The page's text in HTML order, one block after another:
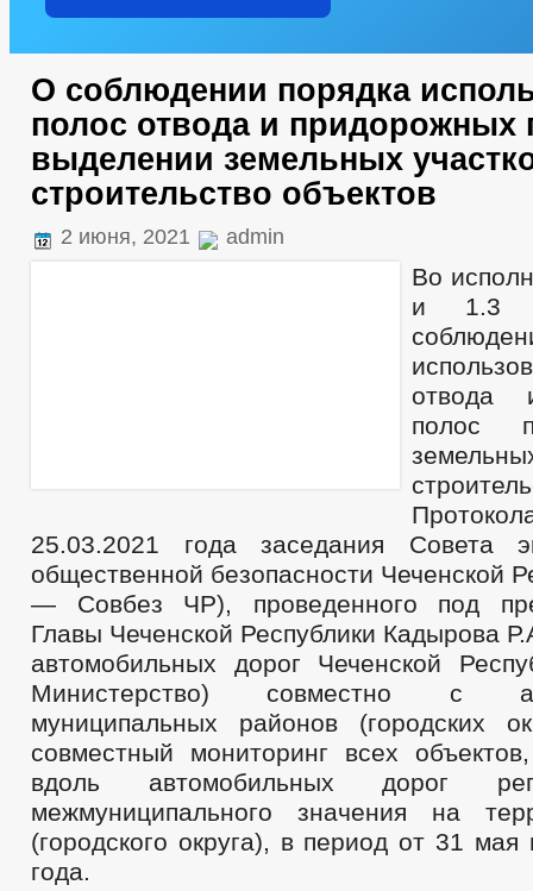
О соблюдении порядка
полос отвода и придорожных
выделении земельных
строительство объектов
2 июня, 2021 admin
Во
и 1.3
отвода
полос
25.03.2021 года заседания Совета
общественной безопасности Чеченской
— Совбез ЧР), проведенного под
Главы Чеченской Республики Кадырова
автомобильных дорог Чеченской
Министерство) совместно с
муниципальных районов (городских
совместный мониторинг всех
вдоль автомобильных дорог
межмуниципального значения на
(городского округа), в период от 31
года.